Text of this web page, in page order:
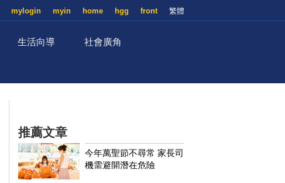
繁體
front
hgg
home
myin
mylogin
生活向導 社會廣角
推薦文章
今年萬聖節不尋常 家長司
機需避開潛在危險